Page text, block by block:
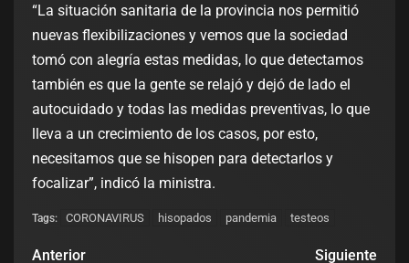
“La situación sanitaria de la provincia nos permitió
nuevas flexibilizaciones y vemos que la sociedad
tomó con alegría estas medidas, lo que detectamos
también es que la gente se relajó y dejó de lado el
autocuidado y todas las medidas preventivas, lo que
lleva a un crecimiento de los casos, por esto,
necesitamos que se hisopen para detectarlos y
focalizar”, indicó la ministra.
Tags: CORONAVIRUS hisopados pandemia testeos
Anterior
Siguiente